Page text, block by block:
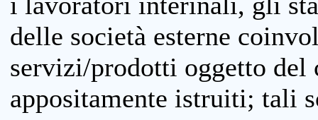
delle società esterne
servizi/prodotti oggetto
appositamente istruiti; tali